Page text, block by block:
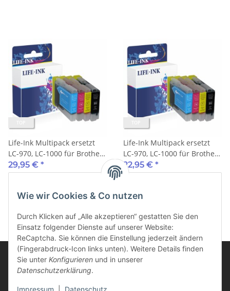
Life-Ink Multipack ersetzt
LC-970, LC-1000 für Brother
Drucker 4 Druckerpatronen
XXL 35ml
29,95 € *
Life-Ink Multipack ersetzt
LC-970, LC-1000 für Brother
Drucker 4 Druckerpatronen
22,95 € *
Wie wir Cookies & Co nutzen
Durch Klicken auf „Alle akzeptieren“ gestatten Sie den
Einsatz folgender Dienste auf unserer Website:
ReCaptcha. Sie können die Einstellung jederzeit ändern
(Fingerabdruck-Icon links unten). Weitere Details finden
Sie unter Konfigurieren und in unserer
Datenschutzerklärung.